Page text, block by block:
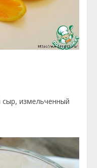
сыр, измельченный